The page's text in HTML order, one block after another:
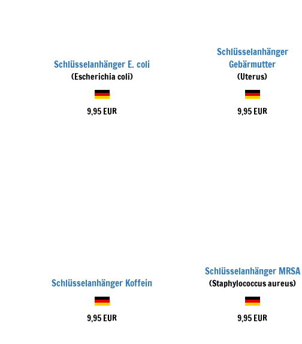
Schlüsselanhänger E. coli
(Escherichia coli)
9,95 EUR
Schlüsselanhänger
Gebärmutter
(Uterus)
9,95 EUR
Schlüsselanhänger Koffein
9,95 EUR
Schlüsselanhänger MRSA
(Staphylococcus aureus)
9,95 EUR